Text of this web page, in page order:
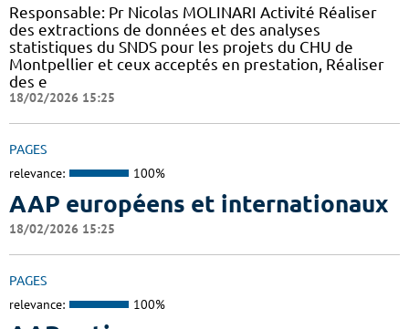
Responsable: Pr Nicolas MOLINARI Activité Réaliser
des extractions de données et des analyses
statistiques du SNDS pour les projets du CHU de
Montpellier et ceux acceptés en prestation, Réaliser
des e
18/02/2026 15:25
PAGES
relevance: 100%
AAP européens et internationaux
18/02/2026 15:25
PAGES
relevance: 100%